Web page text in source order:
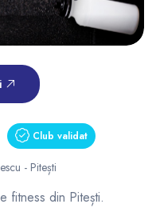
Club validat
- Pitești
fitness din Pitești.